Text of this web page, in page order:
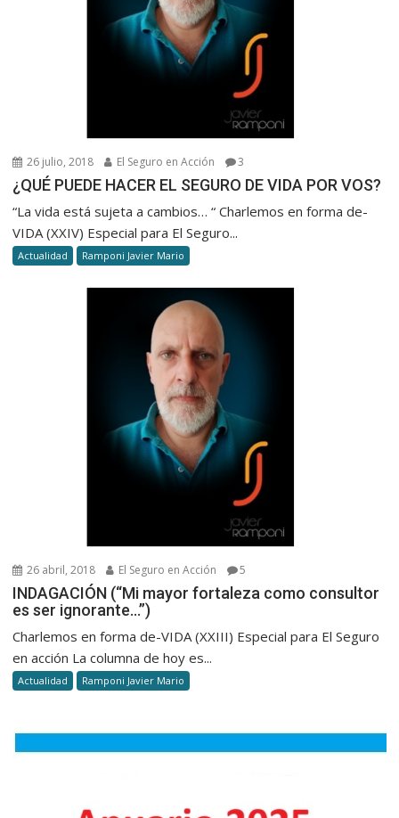
26 julio, 2018 El Seguro en Acción 3
¿QUÉ PUEDE HACER EL SEGURO DE VIDA POR VOS?
“La vida está sujeta a cambios… “ Charlemos en forma de-
VIDA (XXIV) Especial para El Seguro...
Actualidad Ramponi Javier Mario
26 abril, 2018 El Seguro en Acción 5
INDAGACIÓN (“Mi mayor fortaleza como consultor
es ser ignorante…”)
Charlemos en forma de-VIDA (XXIII) Especial para El Seguro
en acción La columna de hoy es...
Actualidad Ramponi Javier Mario